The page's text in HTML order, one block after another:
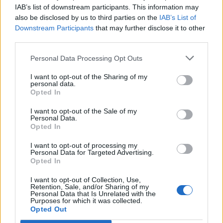
IAB’s list of downstream participants. This information may
also be disclosed by us to third parties on the IAB’s List of
Downstream Participants that may further disclose it to other
Personal Data Processing Opt Outs
I want to opt-out of the Sharing of my
personal data.
Opted In
I want to opt-out of the Sale of my
Personal Data.
Opted In
I want to opt-out of processing my
Personal Data for Targeted Advertising.
Opted In
I want to opt-out of Collection, Use,
Retention, Sale, and/or Sharing of my
Personal Data that Is Unrelated with the
Purposes for which it was collected.
Opted Out
PIE przygotowała badań, w których ocenił w skali od 0 do 1
potencjał poszczególnych sektorów gospodarki w walce o
zwycięstwo w planowanych konkursach.Najwyżej ocenione
zostały: sektory chemiczny, metalurgiczny i inżynieryjny
skali gotowości do współudziału w inwestycji PIE przydzielił im
od 0,48 do 0,53 punktów.
Wysokie kompetencje wykazuje również elektryka i
automatyka, gdzie co czwarta firma ma już doświadczenie w
energetyce jądrowej. Przedsiębiorstwa te dysponują
odpowiednią skalą działalności i sprawdzonymi procedurami, co
technologii i daje realną szansę na przejęcie znaczącej części
zamówień.